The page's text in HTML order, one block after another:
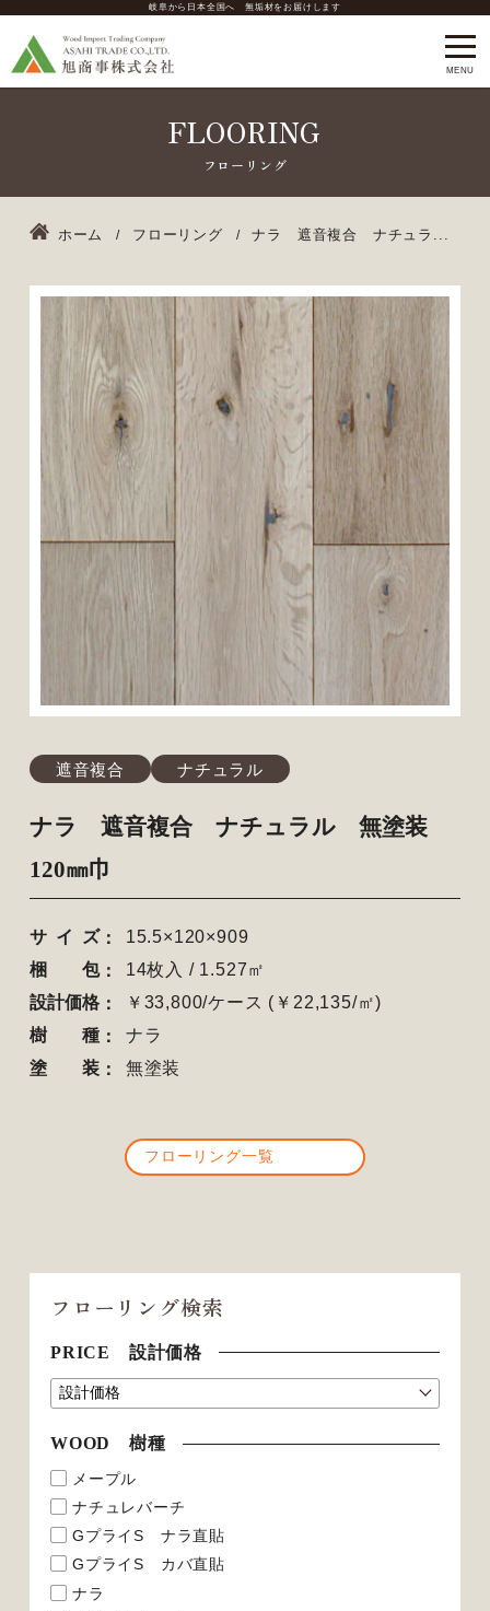
岐阜から日本全国へ 無垢材をお届けします
FLOORING
ホーム フローリング ナラ 遮音複合 ナチュラ...
遮音複合 ナチュラル
ナラ 遮音複合 ナチュラル 無塗装
120㎜巾
サイズ
15.5×120×909
梱包
14枚入 / 1.527㎡
設計価格
￥33,800/ケース (￥22,135/㎡)
樹種
ナラ
塗装
無塗装
フローリング一覧
フローリング検索
PRICE 設計価格
WOOD 樹種
メープル
ナチュレバーチ
GプライS ナラ直貼
GプライS カバ直貼
ナラ